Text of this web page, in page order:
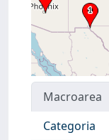
Macroarea
Categoria